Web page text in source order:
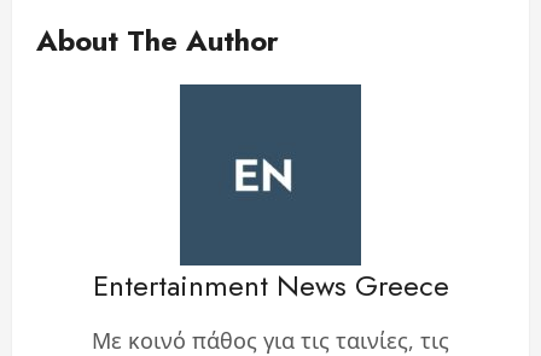
About The Author
Entertainment News Greece
Με κοινό πάθος για τις ταινίες, τις